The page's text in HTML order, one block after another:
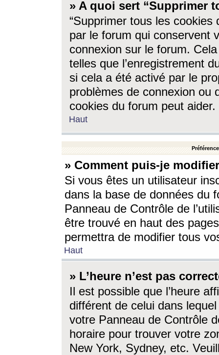
» A quoi sert “Supprimer
“Supprimer tous les cookies
par le forum qui conservent
connexion sur le forum.
telles que l’enregistrement
si cela a été activé par le
problèmes de connexion ou
cookies du forum peut aider.
Haut
» Comment puis-je
Si vous êtes un utilisateur
dans la base de données du
Panneau de Contrôle de
être trouvé en haut des
permettra de modifier tous
Haut
» L’heure n’est pas
Il est possible que l’heure
différent de celui dans
votre Panneau de Contrôle
horaire pour trouver votre
New York, Sydney, etc.